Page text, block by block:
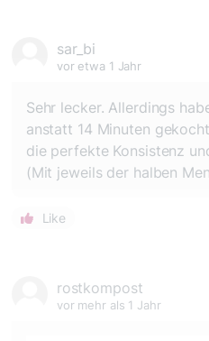
sar_bi
vor etwa 1 Jahr
Sehr lecker. Allerdings
anstatt 14 Minuten
die perfekte Konsistenz
(Mit jeweils der halben
Like
rostkompost
vor mehr als 1 Jahr